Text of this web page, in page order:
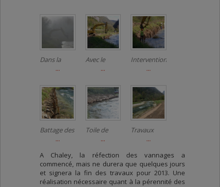
Dans la
brume
...
Avec le
...
Intervention
humaine
...
Battage des
...
Toile de
...
Travaux
terminés
...
A Chaley, la réfection des vannages a
commencé, mais ne durera que quelques jours
et signera la fin des travaux pour 2013. Une
réalisation nécessaire quant à la pérennité des